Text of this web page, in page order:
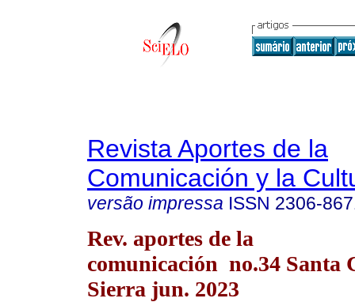
Revista Aportes de la
Comunicación y la
versão impressa ISSN 2306-
Rev. aportes de la
comunicación no.34 Santa
Sierra jun. 2023